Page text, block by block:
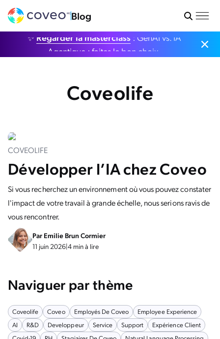
Blog
✨ Regarder la masterclass : GenAI vs. IA
Agentique : faites le bon choix.
Coveolife
COVEOLIFE
Développer l’IA chez Coveo
Si vous recherchez un environnement où vous pouvez constater
l'impact de votre travail à grande échelle, nous serions ravis de
vous rencontrer.
Par Emilie Brun Cormier
11 juin 2026|4 min à lire
Naviguer par thème
Coveolife Coveo Employés De Coveo
Employee Experience
AI
R&D Developpeur Service Support
Expérience Client